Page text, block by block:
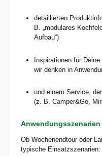
detaillierten
B. „modulares
Aufbau“)
Inspirationen für
wir denken in
und einem Service,
(z. B. Camper&Go,
Anwendungsszenarien
Ob Wochenend­tour oder
typische Einsatz­szenarien: